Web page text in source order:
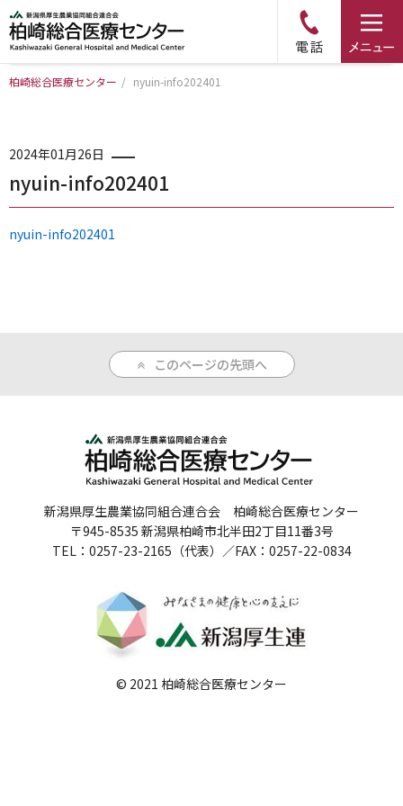
病院について
診療科・部門のご案内
入院のご案内
医療関係者の方へ
病院誌
個人情報保護方針
反社会的勢力に対する基本方針
院内感染対策指針
柏崎総合医療センター / nyuin-info202401
2024年01月26日
nyuin-info202401
nyuin-info202401
このページの先頭へ
新潟県厚生農業協同組合連合会 柏崎総合医療センター
〒945-8535 新潟県柏崎市北半田2丁目11番3号
TEL：0257-23-2165（代表）／FAX：0257-22-0834
© 2021 柏崎総合医療センター